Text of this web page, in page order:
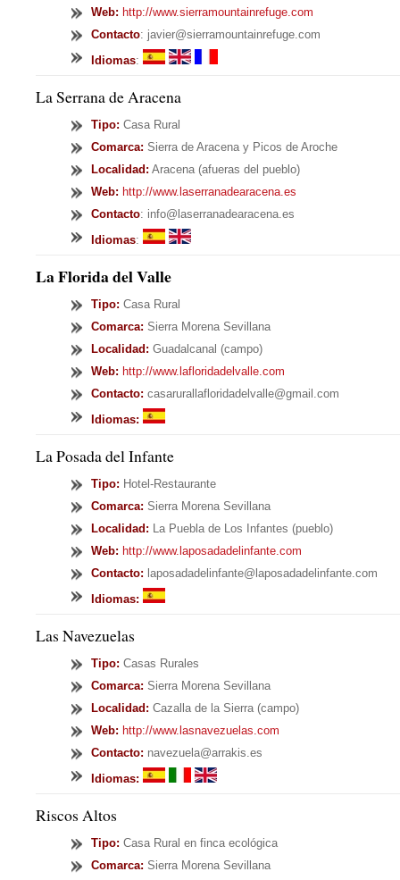
Web: http://www.sierramountainrefuge.com
Contacto: javier@sierramountainrefuge.com
Idiomas:
La Serrana de Aracena
Tipo: Casa Rural
Comarca: Sierra de Aracena y Picos de Aroche
Localidad: Aracena (afueras del pueblo)
Web: http://www.laserranadearacena.es
Contacto: info@laserranadearacena.es
Idiomas:
La Florida del Valle
Tipo: Casa Rural
Comarca: Sierra Morena Sevillana
Localidad: Guadalcanal (campo)
Web: http://www.lafloridadelvalle.com
Contacto: casarurallafloridadelvalle@gmail.com
Idiomas:
La Posada del Infante
Tipo: Hotel-Restaurante
Comarca: Sierra Morena Sevillana
Localidad: La Puebla de Los Infantes (pueblo)
Web: http://www.laposadadelinfante.com
Contacto: laposadadelinfante@laposadadelinfante.com
Idiomas:
Las Navezuelas
Tipo: Casas Rurales
Comarca: Sierra Morena Sevillana
Localidad: Cazalla de la Sierra (campo)
Web: http://www.lasnavezuelas.com
Contacto: navezuela@arrakis.es
Idiomas:
Riscos Altos
Tipo: Casa Rural en finca ecológica
Comarca: Sierra Morena Sevillana